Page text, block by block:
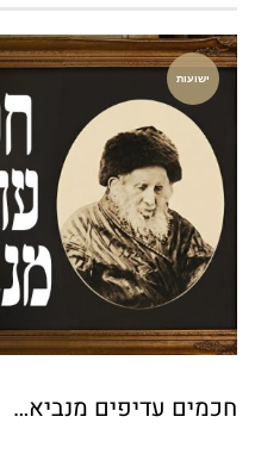
ישועות
חכמים עדיפים מנביא…